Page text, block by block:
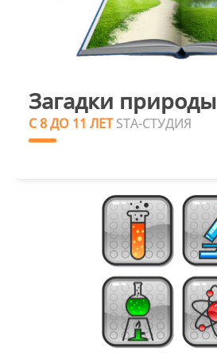
Загадки природы
С 8 ДО 11 ЛЕТSTA-СТУДИЯ